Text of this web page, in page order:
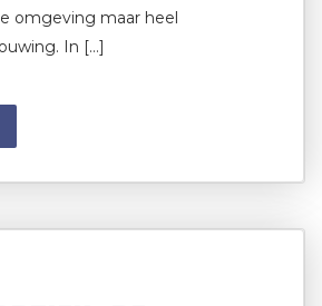
omgeving maar heel
In […]